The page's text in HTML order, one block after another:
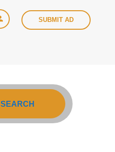
SUBMIT AD
SEARCH